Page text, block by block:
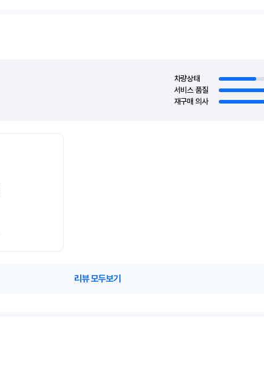
차량상태
서비스 품질
재구매 의사
리뷰 모두보기